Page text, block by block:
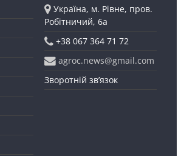
Україна, м. Рівне, пров.
Робітничий, 6а
+38 067 364 71 72
agroc.news@gmail.com
Зворотній зв’язок